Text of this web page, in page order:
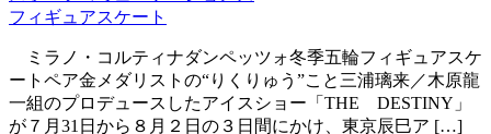
フィギュアスケート
ミラノ・コルティナダンペッツォ冬季五輪フィギュアスケ
ートペア金メダリストの“りくりゅう”こと三浦璃来／木原龍
一組のプロデュースしたアイスショー「THE DESTINY」
が７月31日から８月２日の３日間にかけ、東京辰巳ア […]